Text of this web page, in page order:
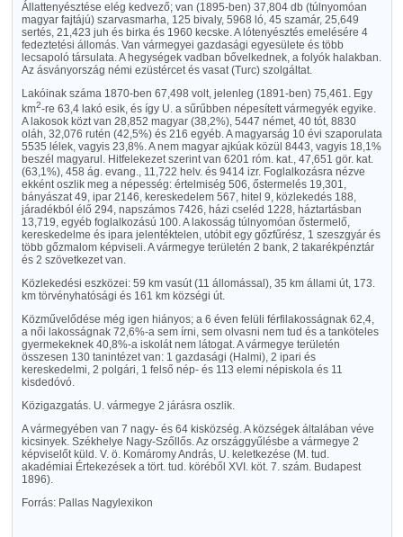
Állattenyésztése elég kedvező; van (1895-ben) 37,804 db (túlnyomóan
magyar fajtájú) szarvasmarha, 125 bivaly, 5968 ló, 45 szamár, 25,649
sertés, 21,423 juh és birka és 1960 kecske. A lótenyésztés emelésére 4
fedeztetési állomás. Van vármegyei gazdasági egyesülete és több
lecsapoló társulata. A hegységek vadban bővelkednek, a folyók halakban.
Az ásványország némi ezüstércet és vasat (Turc) szolgáltat.
Lakóinak száma 1870-ben 67,498 volt, jelenleg (1891-ben) 75,461. Egy
km2-re 63,4 lakó esik, és így U. a sűrűbben népesített vármegyék egyike.
A lakosok közt van 28,852 magyar (38,2%), 5447 német, 40 tót, 8830
oláh, 32,076 rutén (42,5%) és 216 egyéb. A magyarság 10 évi szaporulata
5535 lélek, vagyis 23,8%. A nem magyar ajkúak közül 8443, vagyis 18,1%
beszél magyarul. Hitfelekezet szerint van 6201 róm. kat., 47,651 gör. kat.
(63,1%), 458 ág. evang., 11,722 helv. és 9414 izr. Foglalkozásra nézve
ekként oszlik meg a népesség: értelmiség 506, őstermelés 19,301,
bányászat 49, ipar 2146, kereskedelem 567, hitel 9, közlekedés 188,
járadékból élő 294, napszámos 7426, házi cseléd 1228, háztartásban
13,719, egyéb foglalkozású 100. A lakosság túlnyomóan őstermelő,
kereskedelme és ipara jelentéktelen, utóbit egy gőzfűrész, 1 szeszgyár és
több gőzmalom képviseli. A vármegye területén 2 bank, 2 takarékpénztár
és 2 szövetkezet van.
Közlekedési eszközei: 59 km vasút (11 állomással), 35 km állami út, 173.
km törvényhatósági és 161 km községi út.
Közművelődése még igen hiányos; a 6 éven felüli férfilakosságnak 62,4,
a női lakosságnak 72,6%-a sem írni, sem olvasni nem tud és a tanköteles
gyermekeknek 40,8%-a iskolát nem látogat. A vármegye területén
összesen 130 tanintézet van: 1 gazdasági (Halmi), 2 ipari és
kereskedelmi, 2 polgári, 1 felső nép- és 113 elemi népiskola és 11
kisdedóvó.
Közigazgatás. U. vármegye 2 járásra oszlik.
A vármegyében van 7 nagy- és 64 kisközség. A községek általában véve
kicsinyek. Székhelye Nagy-Szőllős. Az országgyűlésbe a vármegye 2
képviselőt küld. V. ö. Komáromy András, U. keletkezése (M. tud.
akadémiai Értekezések a tört. tud. köréből XVI. köt. 7. szám. Budapest
1896).
Forrás: Pallas Nagylexikon